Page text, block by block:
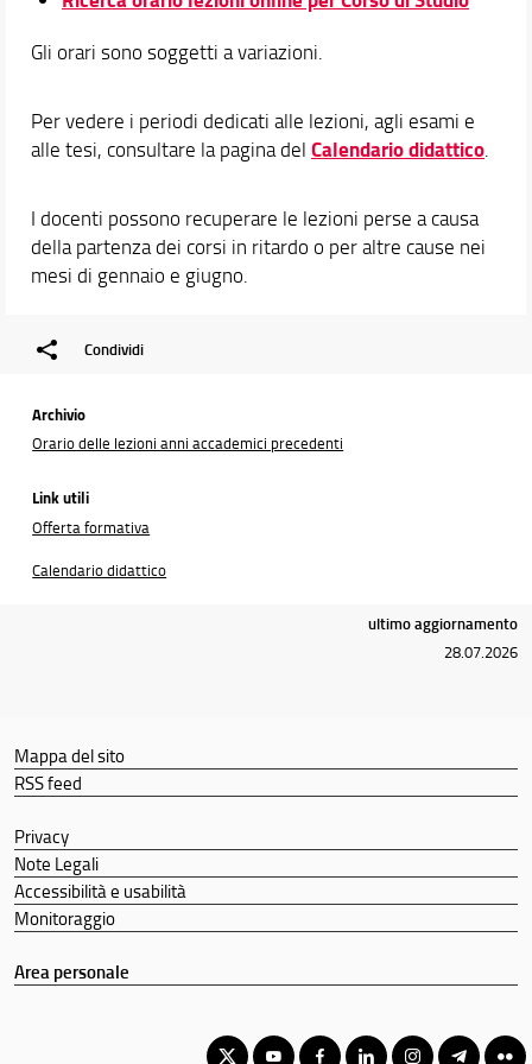
Gli orari sono soggetti a variazioni.
Per vedere i periodi dedicati alle lezioni, agli esami e
alle tesi, consultare la pagina del Calendario didattico.
I docenti possono recuperare le lezioni perse a causa
della partenza dei corsi in ritardo o per altre cause nei
mesi di gennaio e giugno.
Condividi
Archivio
Orario delle lezioni anni accademici precedenti
Link utili
Offerta formativa
Calendario didattico
ultimo aggiornamento
28.07.2026
Mappa del sito
RSS feed
Privacy
Note Legali
Accessibilità e usabilità
Monitoraggio
Area personale